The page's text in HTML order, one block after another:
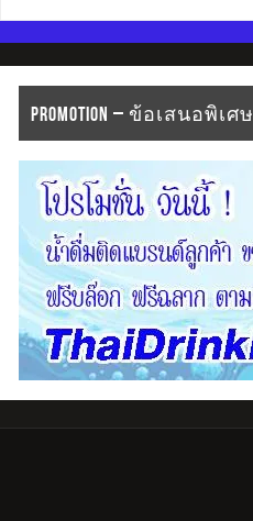
PROMOTION – ข้อเสนอพิเศษ